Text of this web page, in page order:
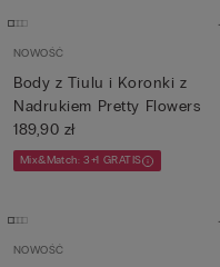
NOWOŚĆ
Body z Tiulu i Koronki z
Nadrukiem Pretty Flowers
189,90 zł
Mix&Match: 3+1 GRATIS
NOWOŚĆ